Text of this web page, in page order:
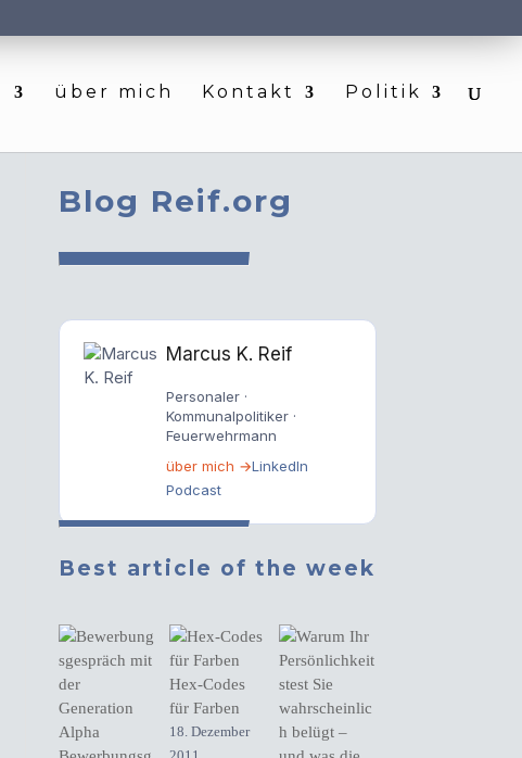
über mich Kontakt Politik
Blog Reif.org
Marcus K. Reif
Personaler ·
Kommunalpolitiker ·
Feuerwehrmann
über mich →LinkedIn
Podcast
Best article of the week
Hex-Codes
für Farben
18. Dezember